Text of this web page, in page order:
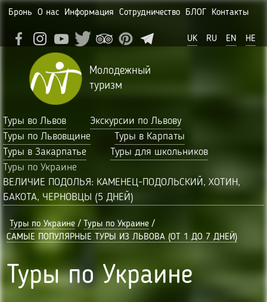
Бронь О нас Информация Сотрудничество БЛОГ Контакты
UK RU EN HE
Молодежный
туризм
Туры во Львов
Экскурсии по Львову
Туры по Львовщине
Туры в Карпаты
Туры в Закарпатье
Туры для школьников
Туры по Украине
ВЕЛИЧИЕ ПОДОЛЬЯ: КАМЕНЕЦ-ПОДОЛЬСКИЙ, ХОТИН,
БАКОТА, ЧЕРНОВЦЫ (5 ДНЕЙ)
Туры по Украине / Туры по Украине /
САМЫЕ ПОПУЛЯРНЫЕ ТУРЫ ИЗ ЛЬВОВА (ОТ 1 ДО 7 ДНЕЙ)
Туры по Украине